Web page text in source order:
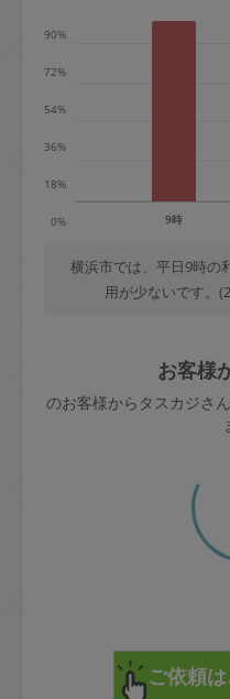
0%
18%
36%
54%
72%
90%
9時
横浜市では、平日9時の
用が少ないです。
お客様
のお客様からタスカジさ